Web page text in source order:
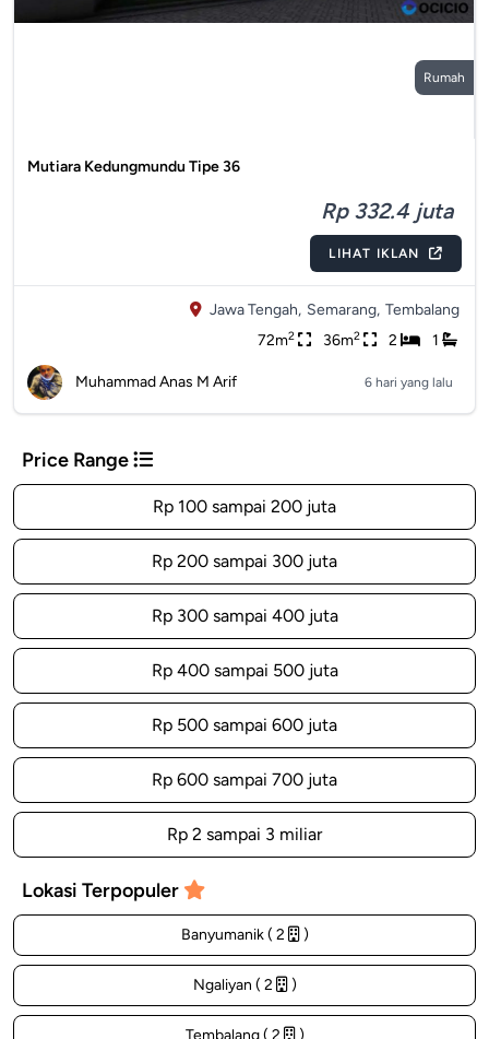
Rumah
Mutiara Kedungmundu Tipe 36
Rp 332.4 juta
LIHAT IKLAN
Jawa Tengah, Semarang, Tembalang
72m2 36m2 2 1
Muhammad Anas M Arif 6 hari yang lalu
Price Range
Rp 100 sampai 200 juta
Rp 200 sampai 300 juta
Rp 300 sampai 400 juta
Rp 400 sampai 500 juta
Rp 500 sampai 600 juta
Rp 600 sampai 700 juta
Rp 2 sampai 3 miliar
Lokasi Terpopuler
Banyumanik ( 2 )
Ngaliyan ( 2 )
Tembalang ( 2 )